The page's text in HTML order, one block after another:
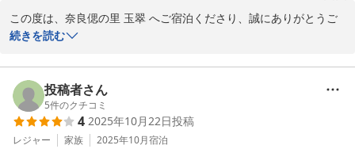
この度は、奈良偲の里 玉翠 へご宿泊くださり、誠にありがとうご
ざいます。
お料理から器、庭園、そして温泉に至るまで、すべてにご満足いた
だけたとのこと、私共にとりましてもこれ以上の喜びはございませ
ん。
細かな手仕事に込めた料理長の想いや、選りすぐりの器、そして私
続きを読む
投稿者さん
5件のクチコミ
4 2025年10月22日投稿
レジャー 家族 2025年10月宿泊